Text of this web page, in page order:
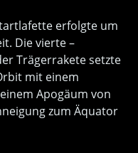
erfolgte um
Die vierte –
Trägerrakete setzte
mit einem
Apogäum von
zum Äquator